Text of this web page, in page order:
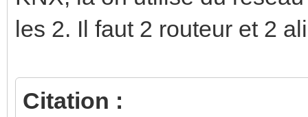
les 2. Il faut 2 routeur et 2
Citation :